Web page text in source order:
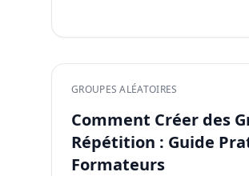
GROUPES ALÉATOIRES
Comment Créer des
Répétition : Guide
Formateurs